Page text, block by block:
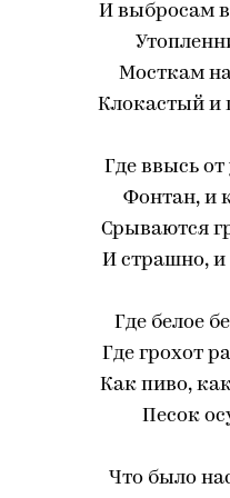
И выбросам
Мосткам
Клокастый и
Где ввысь
Фонтан, и
Срываются
И страшно, и
Где белое
Где грохот
Как пиво,
Песок
Что было